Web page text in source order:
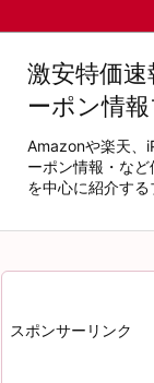
激安特価
ーポン情
Amazonや楽天、
ーポン情報・な
を中心に紹介する
スポンサーリンク